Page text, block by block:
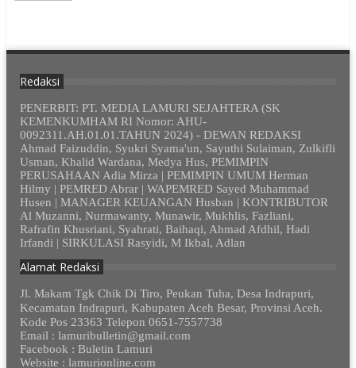
Redaksi
PENERBIT: PT. MEDIA LAMURI SEJAHTERA (SK
KEMENKUMHAM RI Nomor: AHU-
0092311.AH.01.01.TAHUN 2024) - DEWAN REDAKSI
Ahmad Faizuddin, Syukri Syama'un, Sayuthi Sulaiman, Zulkifli
Usman, Khalid Wardana, Medya Hus, PEMIMPIN
PERUSAHAAN Adia Mirza | PEMIMPIN UMUM Herman
Hilmy | PEMRED Abrar | WAPEMRED Sayed Muhammad
Husen | MANAGER KEUANGAN Husban | KONTRIBUTOR
Al Muzanni, Nurmawanty, Munawir, Mukhlis, Fazliani,
Rafrafin Khusriani, Syahrati, Baihaqi, Ahmad Afdhil, Hadi
Irfandi | SIRKULASI Rasyidi, M Ikbal, Adlan
Alamat Redaksi
Jl. Makam Tgk Chik Di Tiro, Peukan Tuha, Desa Indrapuri,
Kecamatan Indrapuri, Kabupaten Aceh Besar, Provinsi Aceh.
Kode Pos 23363 Telepon 0651-7557738
Email : lamuribulletin@gmail.com
Facebook : Buletin Lamuri
Website : lamurionline.com